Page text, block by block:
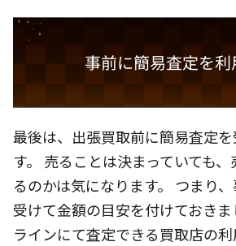
事前に簡易査定を利
最後は、出張買取前に簡易査定
す。 売ることは決まっていても
るのかは気になります。 つまり
受けて金額の目安を付けておき
ラインにて査定できる買取店の